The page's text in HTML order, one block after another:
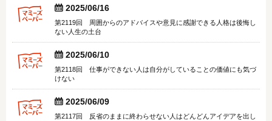
  2025/06/16
第2119回 周囲からのアドバイスや意見に感謝できる人格は後悔し
ない人生の土台
  2025/06/10
第2118回 仕事ができない人は自分がしていることの価値にも気づ
けない
  2025/06/09
第2117回 反省のままに終わらせない人はどんどんアイデアを出し